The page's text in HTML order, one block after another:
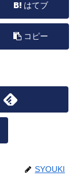
はてブ
コピー
SYOUKI